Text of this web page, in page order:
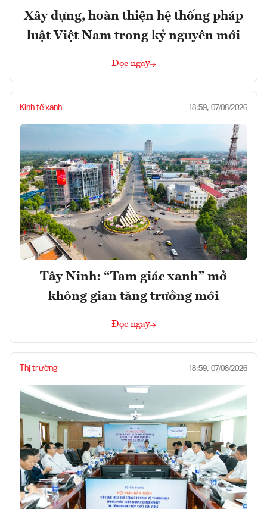
Xây dựng, hoàn thiện hệ thống pháp
luật Việt Nam trong kỷ nguyên mới
Đọc ngay
Kinh tế xanh 18:59, 07/08/2026
Tây Ninh: “Tam giác xanh” mở
không gian tăng trưởng mới
Đọc ngay
Thị trường 18:59, 07/08/2026